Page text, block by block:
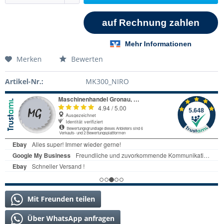
Merken Bewerten
Artikel-Nr.: MK300_NIRO
Mit Freunden teilen
Über WhatsApp anfragen